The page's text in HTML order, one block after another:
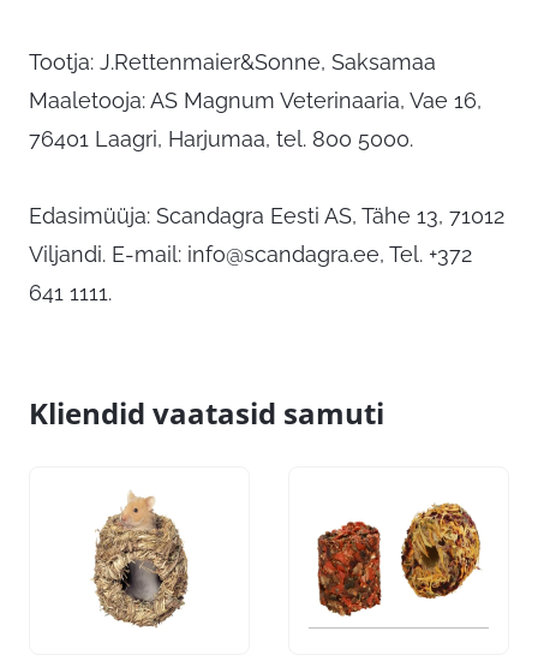
Tootja: J.Rettenmaier&Sonne, Saksamaa
Maaletooja: AS Magnum Veterinaaria, Vae 16,
76401 Laagri, Harjumaa, tel. 800 5000.
Edasimüüja: Scandagra Eesti AS, Tähe 13, 71012
Viljandi. E-mail: info@scandagra.ee, Tel. +372
641 1111.
Kliendid vaatasid samuti